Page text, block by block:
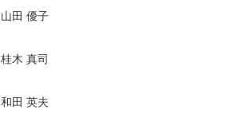
山田 優子
桂木 真司
和田 英夫